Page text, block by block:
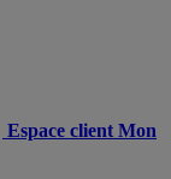
Espace client Mon